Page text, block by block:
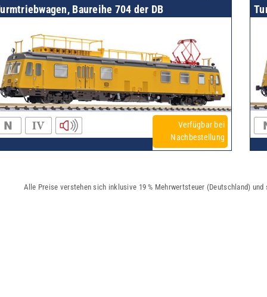
Baureihe 704 der DB
Verfügbar bei
Nachbestellung
Alle Preise verstehen sich inklusive 19 % Mehrwertsteuer (Deutschland)